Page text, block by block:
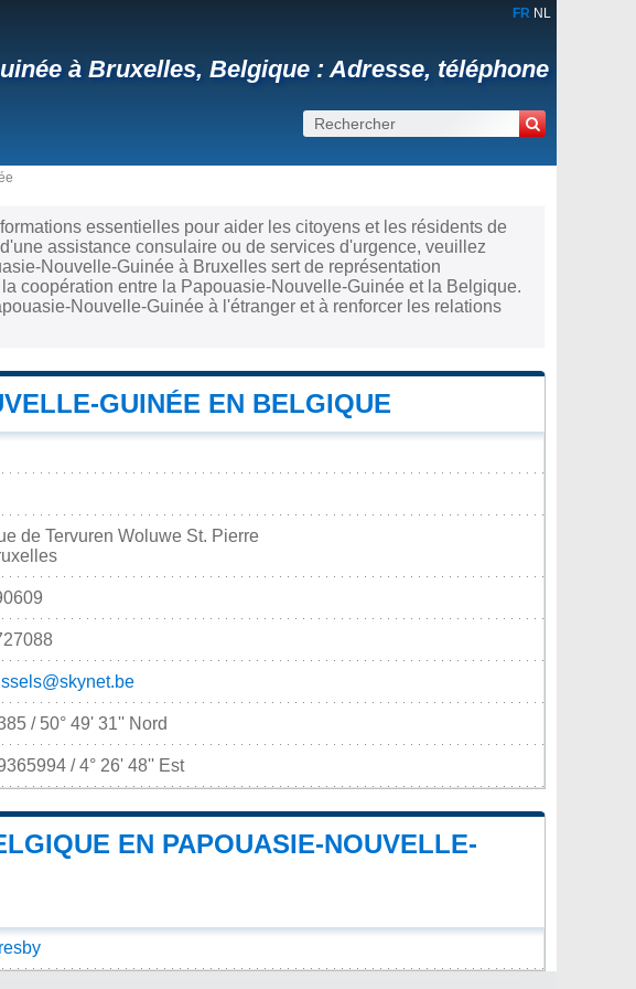
FR NL
à Bruxelles, Belgique : Adresse, téléphone
essentielles pour aider les citoyens et les résidents de
assistance consulaire ou de services d'urgence, veuillez
Nouvelle-Guinée à Bruxelles sert de représentation
coopération entre la Papouasie-Nouvelle-Guinée et la Belgique.
Nouvelle-Guinée à l'étranger et à renforcer les relations
GUINÉE EN BELGIQUE
de Tervuren Woluwe St. Pierre
/ 50° 49' 31'' Nord
/ 4° 26' 48'' Est
EN PAPOUASIE-NOUVELLE-